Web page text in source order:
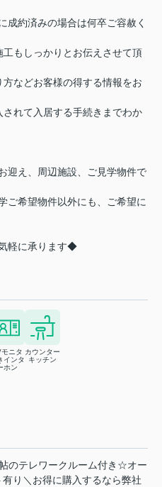
約済みの場合は何卒ご容赦く
もしっかりとお伝えさせて頂
などお客様の得する情報をお
れて入居する手続きまでわか
迎え、周辺施設、ご見学物件で
ご希望物件以外にも、ご希望に
軽に承ります◆
モニタ
インタ
ホン
カウンター
キッチン
のテレワークルーム付き☆オー
り＼お得に購入するなら弊社